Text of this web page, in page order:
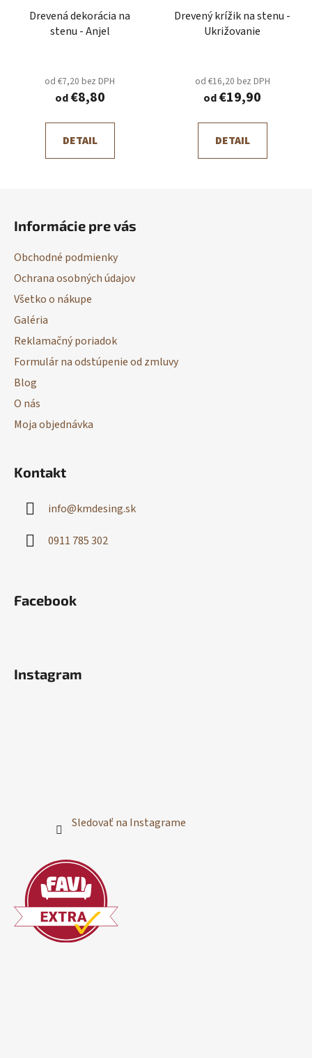
Drevená dekorácia na
stenu - Anjel
od €7,20 bez DPH
od€8,80
DETAIL
Drevený krížik na stenu -
Ukrižovanie
od €16,20 bez DPH
od€19,90
DETAIL
Informácie pre vás
Obchodné podmienky
Ochrana osobných údajov
Všetko o nákupe
Galéria
Reklamačný poriadok
Formulár na odstúpenie od zmluvy
Blog
O nás
Moja objednávka
Kontakt
info@kmdesing.sk
0911 785 302
Facebook
Instagram
Sledovať na Instagrame